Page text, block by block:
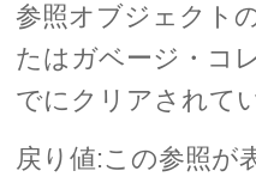
参照オブジェクト
たはガベージ・コ
でにクリアされて
戻り値:この参照が